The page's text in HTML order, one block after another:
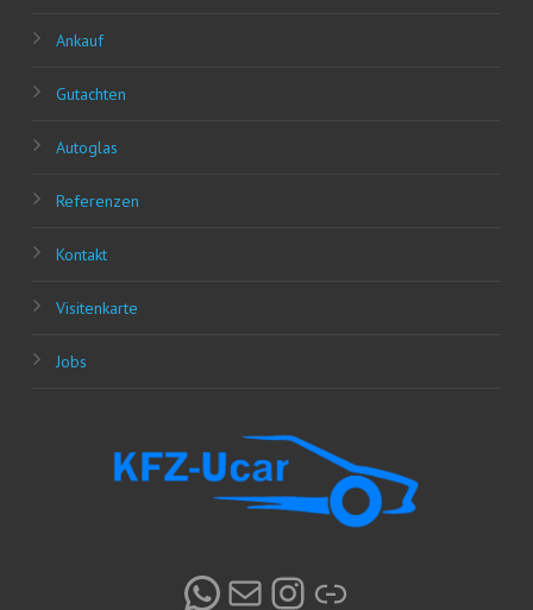
Ankauf
Gut­ach­ten
Auto­glas
Refe­ren­zen
Kon­takt
Visi­ten­kar­te
Jobs
WhatsApp
E-MailInstagram
Link